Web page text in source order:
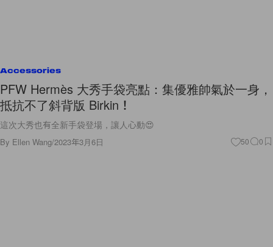
Accessories
PFW Hermès 大秀手袋亮點：集優雅帥氣於一身，
抵抗不了斜背版 Birkin！
這次大秀也有全新手袋登場，讓人心動😍
By Ellen Wang/2023年3月6日 50 0